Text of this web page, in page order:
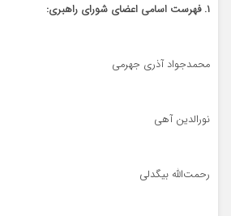
۱. فهرست اسامی اعضای شورای راهبری:
محمدجواد آذری جهرمی
نورالدین آهی
رحمت‌الله بیگدلی